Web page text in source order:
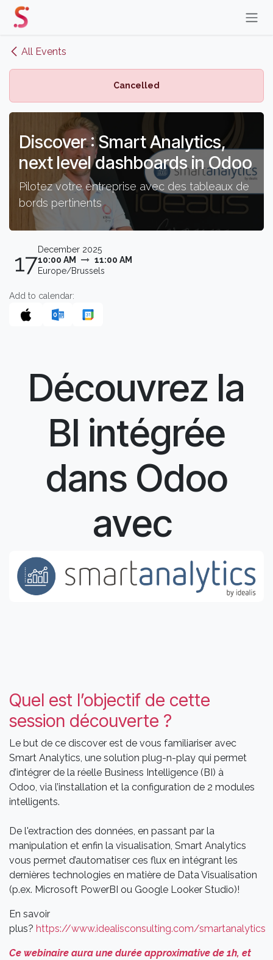
Skip to Content
All Events
Cancelled
Discover : Smart Analytics,
next level dashboards in Odoo
Pilotez votre entreprise avec des tableaux de
bords pertinents
17December 2025
10:00 AM
11:00 AM
Europe/Brussels
Add to calendar:
Découvrez la
BI intégrée
dans Odoo
avec
Quel est l’objectif de cette
session découverte ?
Le but de ce discover est de vous familiariser avec
Smart Analytics, une solution plug-n-play qui permet
d’intégrer de la réelle Business Intelligence (BI) à
Odoo, via l’installation et la configuration de 2 modules
intelligents.
De l'extraction des données, en passant par la
manipulation et enfin la visualisation, Smart Analytics
vous permet d’automatiser ces flux en intégrant les
dernières technologies en matière de Data Visualisation
(p.ex. Microsoft PowerBI ou Google Looker Studio)!
En savoir
plus? https://www.idealisconsulting.com/smartanalytics
Ce webinaire aura une durée approximative de 1h, et